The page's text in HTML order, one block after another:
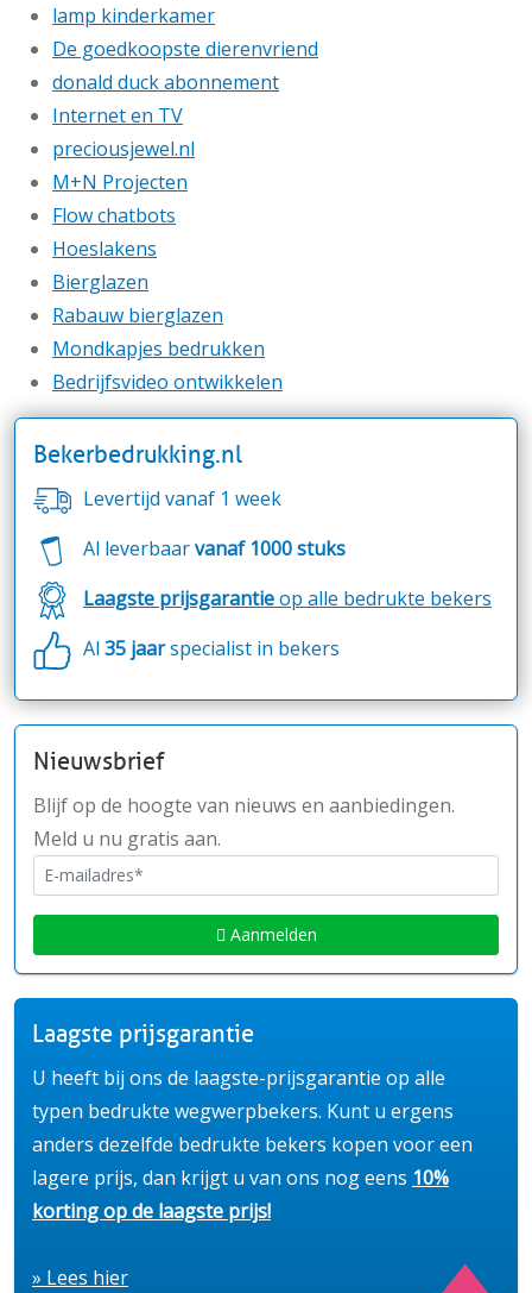
lamp kinderkamer
De goedkoopste dierenvriend
donald duck abonnement
Internet en TV
preciousjewel.nl
M+N Projecten
Flow chatbots
Hoeslakens
Bierglazen
Rabauw bierglazen
Mondkapjes bedrukken
Bedrijfsvideo ontwikkelen
Bekerbedrukking.nl
Levertijd vanaf 1 week
Al leverbaarvanaf 1000 stuks
Laagste prijsgarantieop alle bedrukte bekers
Al 35 jaarspecialist in bekers
Nieuwsbrief
Blijf op de hoogte van nieuws en aanbiedingen.
Meld u nu gratis aan.
Aanmelden
Laagste prijsgarantie
U heeft bij ons de laagste-prijsgarantie op alle
typen bedrukte wegwerpbekers. Kunt u ergens
anders dezelfde bedrukte bekers kopen voor een
lagere prijs, dan krijgt u van ons nog eens 10%
korting op de laagste prijs!
» Lees hier